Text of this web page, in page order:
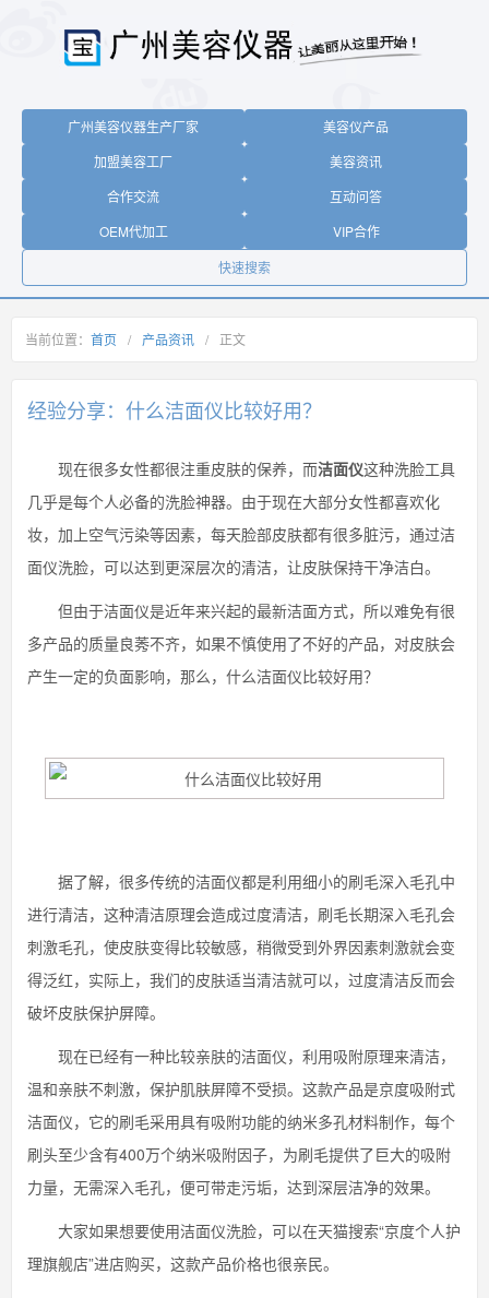
广州美容仪器生产厂家
美容仪产品
加盟美容工厂
美容资讯
合作交流
互动问答
OEM代加工
VIP合作
快速搜索
当前位置： 首页 / 产品资讯 / 正文
经验分享：什么洁面仪比较好用？
现在很多女性都很注重皮肤的保养，而洁面仪这种洗脸工具
几乎是每个人必备的洗脸神器。由于现在大部分女性都喜欢化
妆，加上空气污染等因素，每天脸部皮肤都有很多脏污，通过洁
面仪洗脸，可以达到更深层次的清洁，让皮肤保持干净洁白。
但由于洁面仪是近年来兴起的最新洁面方式，所以难免有很
多产品的质量良莠不齐，如果不慎使用了不好的产品，对皮肤会
产生一定的负面影响，那么，什么洁面仪比较好用？
据了解，很多传统的洁面仪都是利用细小的刷毛深入毛孔中
进行清洁，这种清洁原理会造成过度清洁，刷毛长期深入毛孔会
刺激毛孔，使皮肤变得比较敏感，稍微受到外界因素刺激就会变
得泛红，实际上，我们的皮肤适当清洁就可以，过度清洁反而会
破坏皮肤保护屏障。
现在已经有一种比较亲肤的洁面仪，利用吸附原理来清洁，
温和亲肤不刺激，保护肌肤屏障不受损。这款产品是京度吸附式
洁面仪，它的刷毛采用具有吸附功能的纳米多孔材料制作，每个
刷头至少含有400万个纳米吸附因子，为刷毛提供了巨大的吸附
力量，无需深入毛孔，便可带走污垢，达到深层洁净的效果。
大家如果想要使用洁面仪洗脸，可以在天猫搜索“京度个人护
理旗舰店”进店购买，这款产品价格也很亲民。